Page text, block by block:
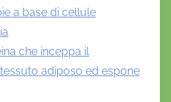
a base di cellule
che inceppa il
adiposo ed espone